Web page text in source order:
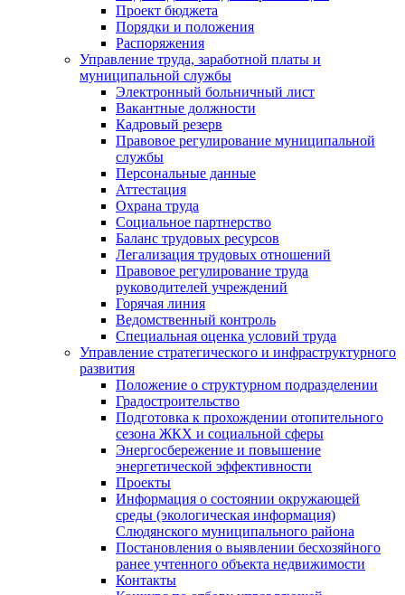
Проект бюджета
Порядки и положения
Распоряжения
Управление труда, заработной платы и
муниципальной службы
Электронный больничный лист
Вакантные должности
Кадровый резерв
Правовое регулирование муниципальной
службы
Персональные данные
Аттестация
Охрана труда
Социальное партнерство
Баланс трудовых ресурсов
Легализация трудовых отношений
Правовое регулирование труда
руководителей учреждений
Горячая линия
Ведомственный контроль
Специальная оценка условий труда
Управление стратегического и инфраструктурного
развития
Положение о структурном подразделении
Градостроительство
Подготовка к прохождении отопительного
сезона ЖКХ и социальной сферы
Энергосбережение и повышение
энергетической эффективности
Проекты
Информация о состоянии окружающей
среды (экологическая информация)
Слюдянского муниципального района
Постановления о выявлении бесхозяйного
ранее учтенного объекта недвижимости
Контакты